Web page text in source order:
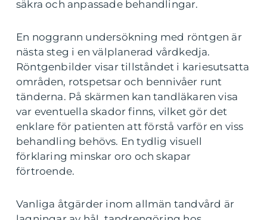
säkra och anpassade behandlingar.
En noggrann undersökning med röntgen är
nästa steg i en välplanerad vårdkedja.
Röntgenbilder visar tillståndet i kariesutsatta
områden, rotspetsar och bennivåer runt
tänderna. På skärmen kan tandläkaren visa
var eventuella skador finns, vilket gör det
enklare för patienten att förstå varför en viss
behandling behövs. En tydlig visuell
förklaring minskar oro och skapar
förtroende.
Vanliga åtgärder inom allmän tandvård är